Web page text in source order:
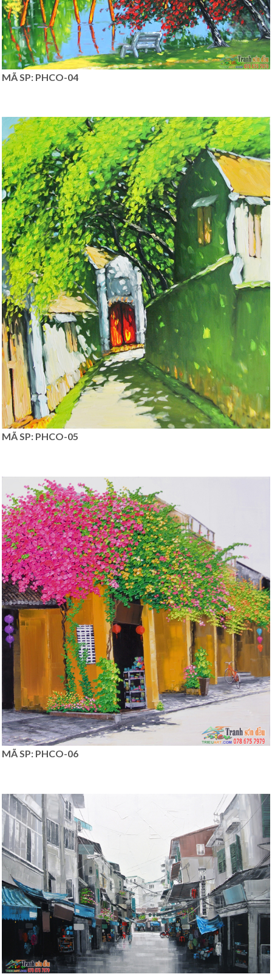
MÃ SP: PHCO-04
MÃ SP: PHCO-05
MÃ SP: PHCO-06